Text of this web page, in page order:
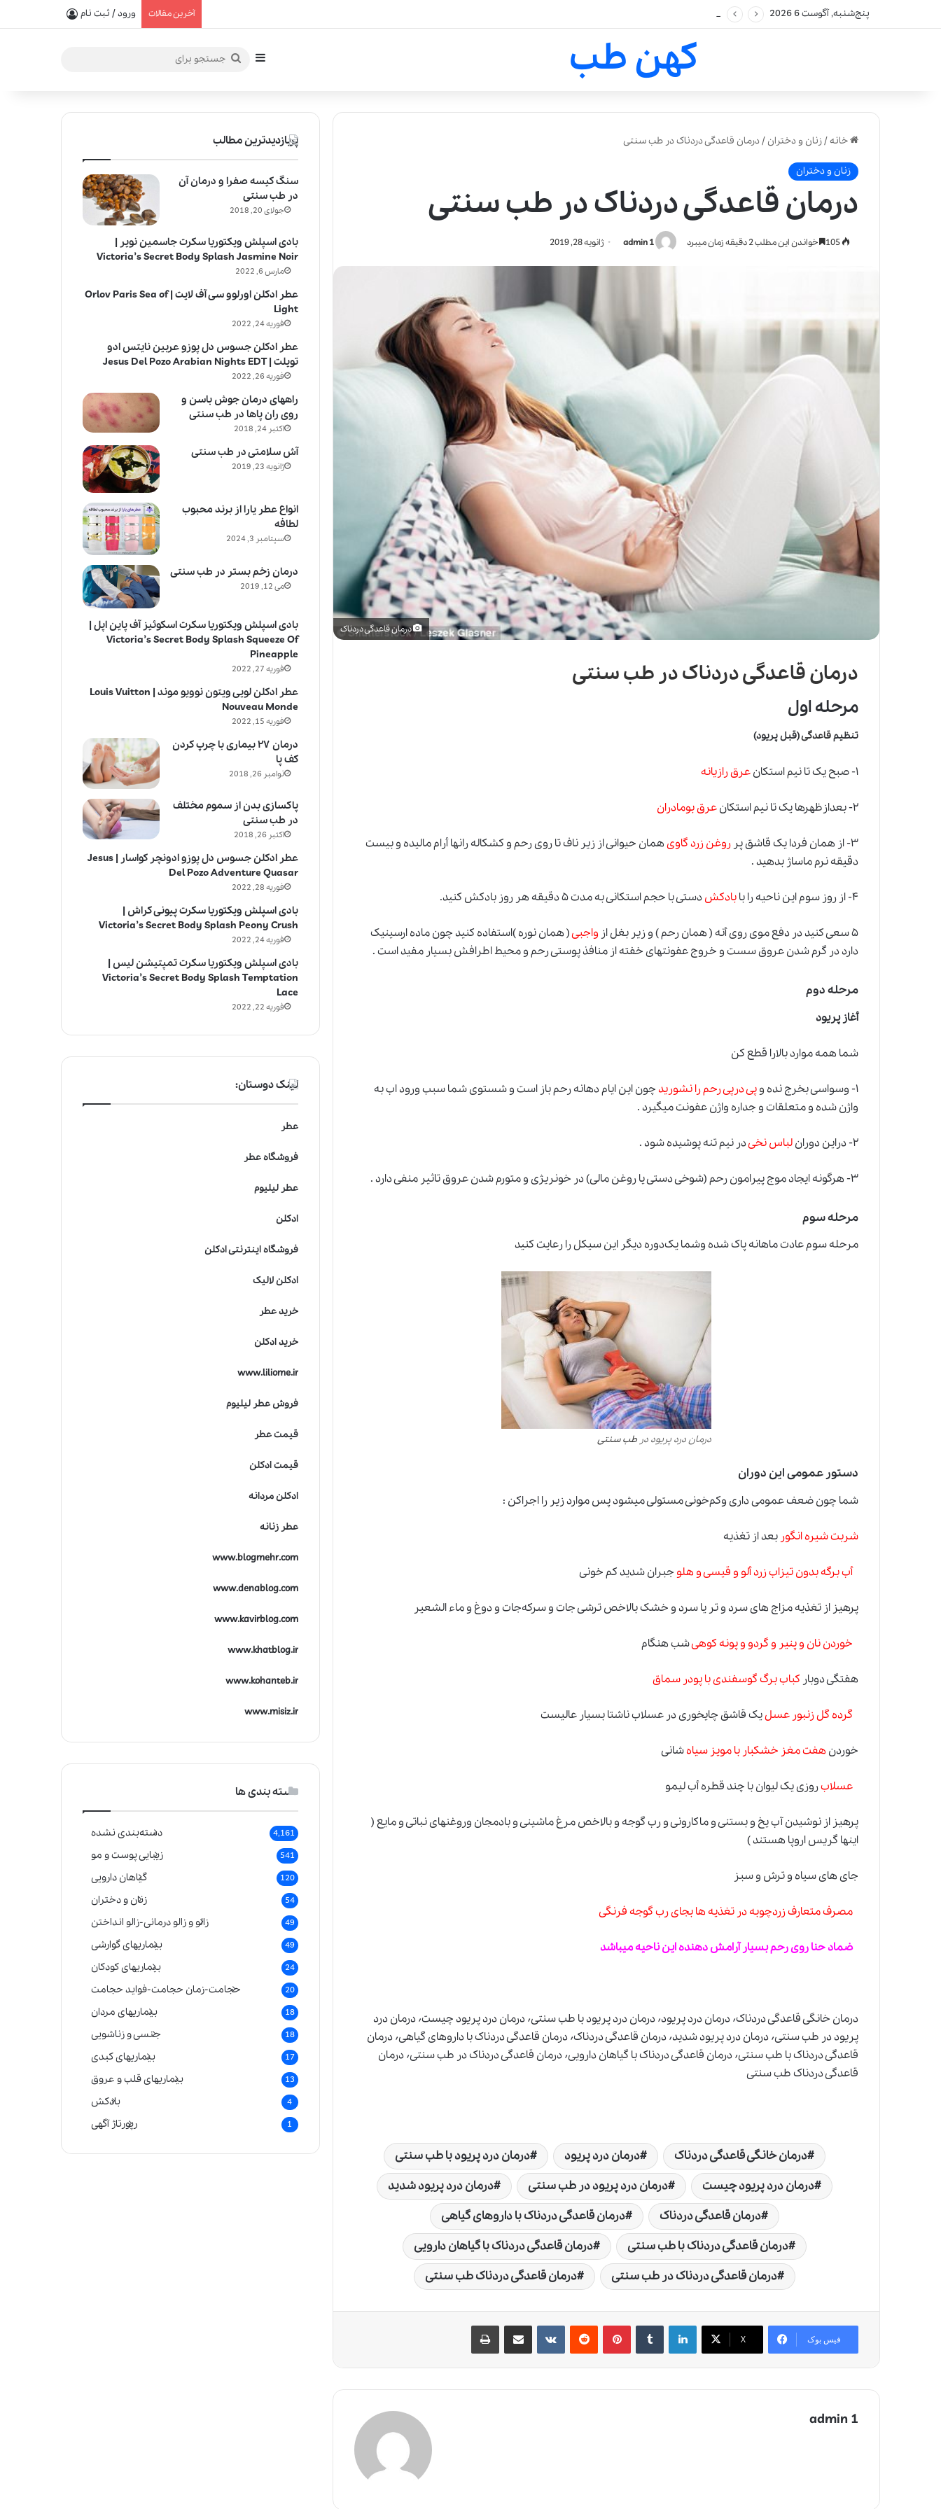
پنج‌شنبه, آگوست 6 2026 آخرین مقالات ورود / ثبت نام
کهن طب سایدبارجستجو
خانه/زنان و دختران /درمان قاعدگی دردناک در طب سنتی
زنان و دختران
درمان قاعدگی دردناک در طب سنتی
admin 1 ژانویه 28, 2019 خواندن این مطلب 2 دقیقه زمان میبرد
درمان قاعدگی دردناک
درمان قاعدگی دردناک در طب سنتی
مرحله اول
تنظیمقاعدگی(قبل پریود)
۱- صبح یک تا نیم استکان عرق رازیانه
۲- بعدازظهرها یک تا نیم استکان عرق بومادران
۳- از همان فردا یک قاشق پر روغن زرد گاویهمان حیوانی از زیر ناف تا روی رحم و کشکاله رانها أرام مالیده و بیست
دقیقه نرم ماساژ بدهید .
۴- از روز سوم این ناحیه را با بادکشدستی با حجم استکانی به مدت ۵ دقیقه هر روز بادکش کنید.
۵ سعی کنید در دفع موی روی أنه ( همان رحم ) و زیر بغل از واجبی( همان نوره )استفاده کنید چون ماده ارسینیک
دارد در گرم شدن عروق سست و خروج عفونتهای خفته از منافذ پوستی رحم و محیط اطرافش بسیار مفید است .
مرحله دوم
أغاز پریود
شما همه موارد بالارا قطع کن
۱- وسواسی بخرج نده وپی درپی رحم را نشوریدچون این ایام دهانه رحم باز است و شستوی شما سبب ورود اب به
واژن شده و متعلقات و جداره واژن عفونت میگیرد .
۲- دراین دوران لباس نخیدر نیم تنه پوشیده شود .
۳- هرگونه ایجاد موج‌ پیرامون رحم (شوخی دستی یا روغن مالی) در خونریژی و متورم شدن عروق تاثیر منفی دارد .
مرحله سوم
مرحله سوم عادت ماهانه پاک شده و‌شما یک‌دوره دیگر این سیکل را رعایت کنید
درمان درد پریود در طب سنتی
دستور عمومی این دوران
شما چون ضعف عمومی داری و‌کم‌خونی مستولی میشود پس موارد زیر را اجراکن :
شربت شیره انگور بعد از تغذیه
أب برگه بدون تیزاب زرد ألو و قیسی و هلو جبران شدید کم خونی
پرهیز از تغذیه مزاج های سرد و تر یا سرد و خشک بالاخص ترشی جات و سرکه‌جات و دوغ و ماء الشعیر
خوردن نان و پنیر و گردو و پونه کوهیشب هنگام
هفتگی دوبار کباب برگ گوسفندی با پودر سماق
گرده گل زنبور عسلیک قاشق چایخوری در عسلاب ناشتا بسیار عالیست
خوردن هفت مغز خشکبار با مویز سیاهشانی
عسلابروزی یک لیوان با چند قطره أب لیمو
پرهیز از نوشیدن آب یخ و بستنی و ماکارونی و رب گوجه و بالاخص مرغ ماشینی و بادمجان و‌روغنهای نباتی و مایع (
اینها گریس اروپا هستند )
جای های سیاه و ترش و سبز
مصرف متعارف زردچوبه در تغذیه ها بجای رب گوجه فرنگی
ضماد حنا روی رحم بسیار آرامش دهنده این ناحیه میباشد
درمان خانگی قاعدگی دردناک٬ درمان درد پریود٬ درمان درد پریود با طب سنتی٬ درمان درد پریود چیست٬ درمان درد
پریود در طب سنتی٬ درمان درد پریود شدید٬ درمان قاعدگی دردناک٬ درمان قاعدگی دردناک با داروهای گیاهی٬ درمان
قاعدگی دردناک با طب سنتی٬ درمان قاعدگی دردناک با گیاهان دارویی٬ درمان قاعدگی دردناک در طب سنتی٬ درمان
قاعدگی دردناک طب سنتی
درمان خانگی قاعدگی دردناک درمان درد پریود
درمان درد پریود با طب سنتی
درمان درد پریود چیست
درمان درد پریود در طب سنتی
درمان درد پریود شدید
درمان قاعدگی دردناک
درمان قاعدگی دردناک با داروهای گیاهی
درمان قاعدگی دردناک با طب سنتی
درمان قاعدگی دردناک با گیاهان دارویی
درمان قاعدگی دردناک در طب سنتی
درمان قاعدگی دردناک طب سنتی
فیس بوک X
لینکدین ‫تامبلر ‫پین‌ترست‫رددیت ‫VKontakteاشتراک گذاری از طریق ایمیل چاپ
admin 1
پربازدیدترین مطالب
سنگ کیسه صفرا و درمان آن
در طب سنتی
جولای 20, 2018
بادی اسپلش ویکتوریا سکرت جاسمین نویر |
Victoria’s Secret Body Splash Jasmine Noir
مارس 6, 2022
عطر ادکلن اورلوو سی آف لایت | Orlov Paris Sea of
Light
فوریه 24, 2022
عطر ادکلن جسوس دل پوزو عربین نایتس ادو
تویلت | Jesus Del Pozo Arabian Nights EDT
فوریه 26, 2022
راههای درمان جوش باسن و
روی ران پاها در طب سنتی
اکتبر 24, 2018
آش سلامتی در طب سنتی
ژانویه 23, 2019
انواع عطر یارا از برند محبوب
لطافه
سپتامبر 3, 2024
درمان زخم بستر در طب سنتی
می 12, 2019
بادی اسپلش ویکتوریا سکرت اسکوئیز آف پاین اپل |
Victoria’s Secret Body Splash Squeeze Of
Pineapple
فوریه 27, 2022
عطر ادکلن لویی ویتون نوویو موند | Louis Vuitton
Nouveau Monde
فوریه 15, 2022
درمان ۲۷ بیماری با چرپ کردن
کف پا
نوامبر 26, 2018
پاکسازی بدن از سموم مختلف
در طب سنتی
اکتبر 26, 2018
عطر ادکلن جسوس دل پوزو ادونچر کواسار | Jesus
Del Pozo Adventure Quasar
فوریه 28, 2022
بادی اسپلش ویکتوریا سکرت پیونی کراش |
Victoria’s Secret Body Splash Peony Crush
فوریه 24, 2022
بادی اسپلش ویکتوریا سکرت تمپتیشن لیس |
Victoria’s Secret Body Splash Temptation
Lace
فوریه 22, 2022
لینک دوستان:
عطر
فروشگاه عطر
عطر لیلیوم
ادکلن
فروشگاه اینترنتی ادکلن
ادکلن لالیک
خرید عطر
خرید ادکلن
www.liliome.ir
فروش عطر لیلیوم
قیمت عطر
قیمت ادکلن
ادکلن مردانه
عطر زنانه
www.blogmehr.com
www.denablog.com
www.kavirblog.com
www.khatblog.ir
www.kohanteb.ir
www.misiz.ir
دسته بندی ها
دسته‌بندی نشده 4,161
زیبایی پوست و مو 541
گیاهان دارویی 120
زنان و دختران 54
زالو و زالو درمانی-زالو انداختن 49
بیماریهای گوارشی 49
بیماریهای کودکان 24
حجامت-زمان حجامت-فواید حجامت 20
بیماریهای مردان 18
جنسی و زناشویی 18
بیماریهای کبدی 17
بیماریهای قلب و عروق 13
بادکش 4
رپورتاژ آگهی 1